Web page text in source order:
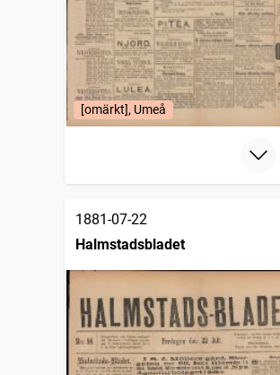
[omärkt], Umeå
1881-07-22
Halmstadsbladet